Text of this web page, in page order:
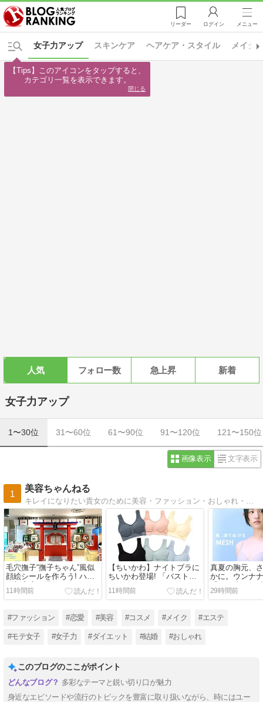
リーダー ログイン メニュー
スキンケア ヘアケア・スタイル メイク
女子力アップ
人気 フォロー数 急上昇 新着
女子力アップ
1〜30位 31〜60位 61〜90位 91〜120位 121〜150位
画像表示 文字表示
1
美容ちゃんねる
毛穴撫子“撫子ちゃん”風似
顔絵シールを作ろう! ハン
ズ新宿店で夏祭りテーマイ
ベント開催中
11時間前
【ちいかわ】ナイトブラに
ちいかわ登場! 「バストを
キレイにケアする」ナイト
ブラVIAGE、「ちいかわ」
11時間前
真夏の胸元、
かに。ウンナ
「364ブラ」
れたメッシュ
29時間前
#ファッション #恋愛 #美容 #コスメ #メイク #エステ
#モテ女子 #女子力 #ダイエット #結婚 #おしゃれ
このブログのここがポイント
多彩なテーマと鋭い切り口が魅力
身近なエピソードや流行のトピックを豊富に取り扱いながら、時にはユー
【Tips】このアイコンをタップすると、
カテゴリ一覧を表示できます。
閉じる